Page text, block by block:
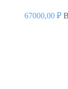
67000,00 ₽